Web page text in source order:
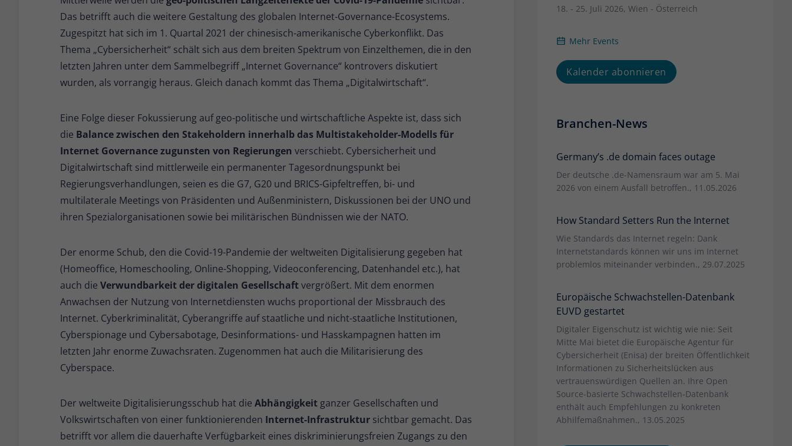
Das betrifft auch die weitere Gestaltung des globalen Internet-Governance-Ecosystems.
Zugespitzt hat sich im 1. Quartal 2021 der chinesisch-amerikanische Cyberkonflikt. Das
Thema „Cybersicherheit“ schält sich aus dem breiten Spektrum von Einzelthemen, die in den
letzten Jahren unter dem Sammelbegriff „Internet Governance“ kontrovers diskutiert
wurden, als vorrangig heraus. Gleich danach kommt das Thema „Digitalwirtschaft“.
Eine Folge dieser Fokussierung auf geo-politische und wirtschaftliche Aspekte ist, dass sich
die Balance zwischen den Stakeholdern innerhalb das Multistakeholder-Modells für
Internet Governance zugunsten von Regierungen verschiebt. Cybersicherheit und
Digitalwirtschaft sind mittlerweile ein permanenter Tagesordnungspunkt bei
Regierungsverhandlungen, seien es die G7, G20 und BRICS-Gipfeltreffen, bi- und
multilaterale Meetings von Präsidenten und Außenministern, Diskussionen bei der UNO und
ihren Spezialorganisationen sowie bei militärischen Bündnissen wie der NATO.
Der enorme Schub, den die Covid-19-Pandemie der weltweiten Digitalisierung gegeben hat
(Homeoffice, Homeschooling, Online-Shopping, Videoconferencing, Datenhandel etc.), hat
auch die Verwundbarkeit der digitalen Gesellschaftvergrößert. Mit dem enormen
Anwachsen der Nutzung von Internetdiensten wuchs proportional der Missbrauch des
Internet. Cyberkriminalität, Cyberangriffe auf staatliche und nicht-staatliche Institutionen,
Cyberspionage und Cybersabotage, Desinformations- und Hasskampagnen hatten im
letzten Jahr enorme Zuwachsraten. Zugenommen hat auch die Militarisierung des
Cyberspace.
Der weltweite Digitalisierungsschub hat die Abhängigkeit ganzer Gesellschaften und
Volkswirtschaften von einer funktionierenden Internet-Infrastruktur sichtbar gemacht. Das
betrifft vor allem die dauerhafte Verfügbarkeit eines diskriminierungsfreien Zugangs zu den
18. - 25. Juli 2026, Wien - Österreich
Mehr Events
Kalender abonnieren
Branchen-News
Germany’s .de domain faces outage
Der deutsche .de-Namensraum war am 5. Mai
2026 von einem Ausfall betroffen., 11.05.2026
How Standard Setters Run the Internet
Wie Standards das Internet regeln: Dank
Internetstandards können wir uns im Internet
problemlos miteinander verbinden., 29.07.2025
Europäische Schwachstellen-Datenbank
EUVD gestartet
Digitaler Eigenschutz ist wichtig wie nie: Seit
Mitte Mai bietet die Europäische Agentur für
Cybersicherheit (Enisa) der breiten Öffentlichkeit
Informationen zu Sicherheitslücken aus
vertrauenswürdigen Quellen an. Ihre Open
Source-basierte Schwachstellen-Datenbank
enthält auch Empfehlungen zu konkreten
Abhilfemaßnahmen., 13.05.2025
Anbieter Matomo
Laufzeit 6 Monate
Zur Speicherung der
Attributionsinformationen, des Referrers, der
ursprünglich zum Besuch der Website
Name _pk_id
Anbieter Matomo
Laufzeit 13 Monate
Zweck
Benutzer zu speichern, wie z. B. die
Name _pk_ses
Anbieter Matomo
Laufzeit 30 Minuten
Kurzlebige Cookies, die zur vorübergehenden
Name _pk_cvar
Anbieter Matomo